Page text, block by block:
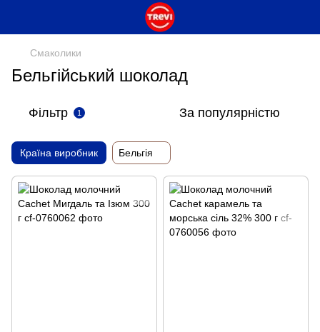
Смаколики
Бельгійський шоколад
Фільтр 1 За популярністю
Країна виробник Бельгія